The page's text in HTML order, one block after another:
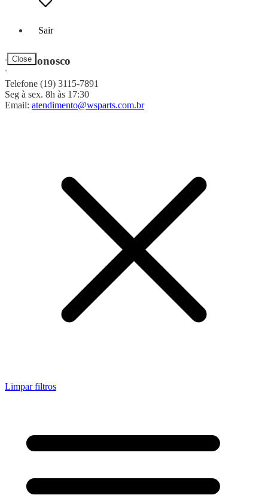
Sair
Close
Fale Conosco
Telefone (19) 3115-7891
Seg à sex. 8h às 17:30
Email: atendimento@wsparts.com.br
Limpar filtros